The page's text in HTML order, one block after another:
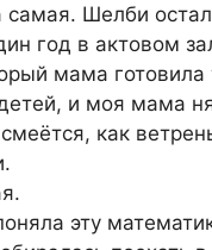
Шелби
год в актовом
мама
и моя мама
как
эту